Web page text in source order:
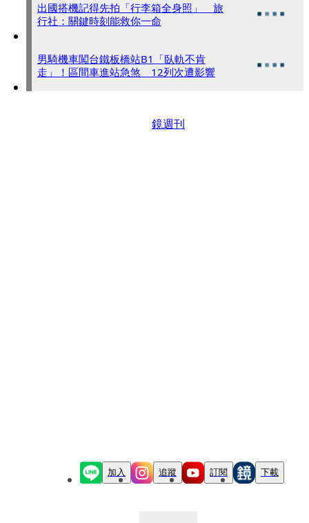
出國搭機記得先拍「行李箱全身照」 旅
行社：關鍵時刻能救你一命
男騎機車闖台鐵板橋站B1「臥軌不肯
走」！區間車進站急煞 12列次遭影響
鏡週刊
加入 追蹤 訂閱 下載